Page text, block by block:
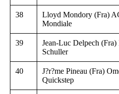
38
Lloyd Mondory (Fra)
Mondiale
39
Jean-Luc Delpech
Schuller
40
J?r?me Pineau (Fra)
Quickstep